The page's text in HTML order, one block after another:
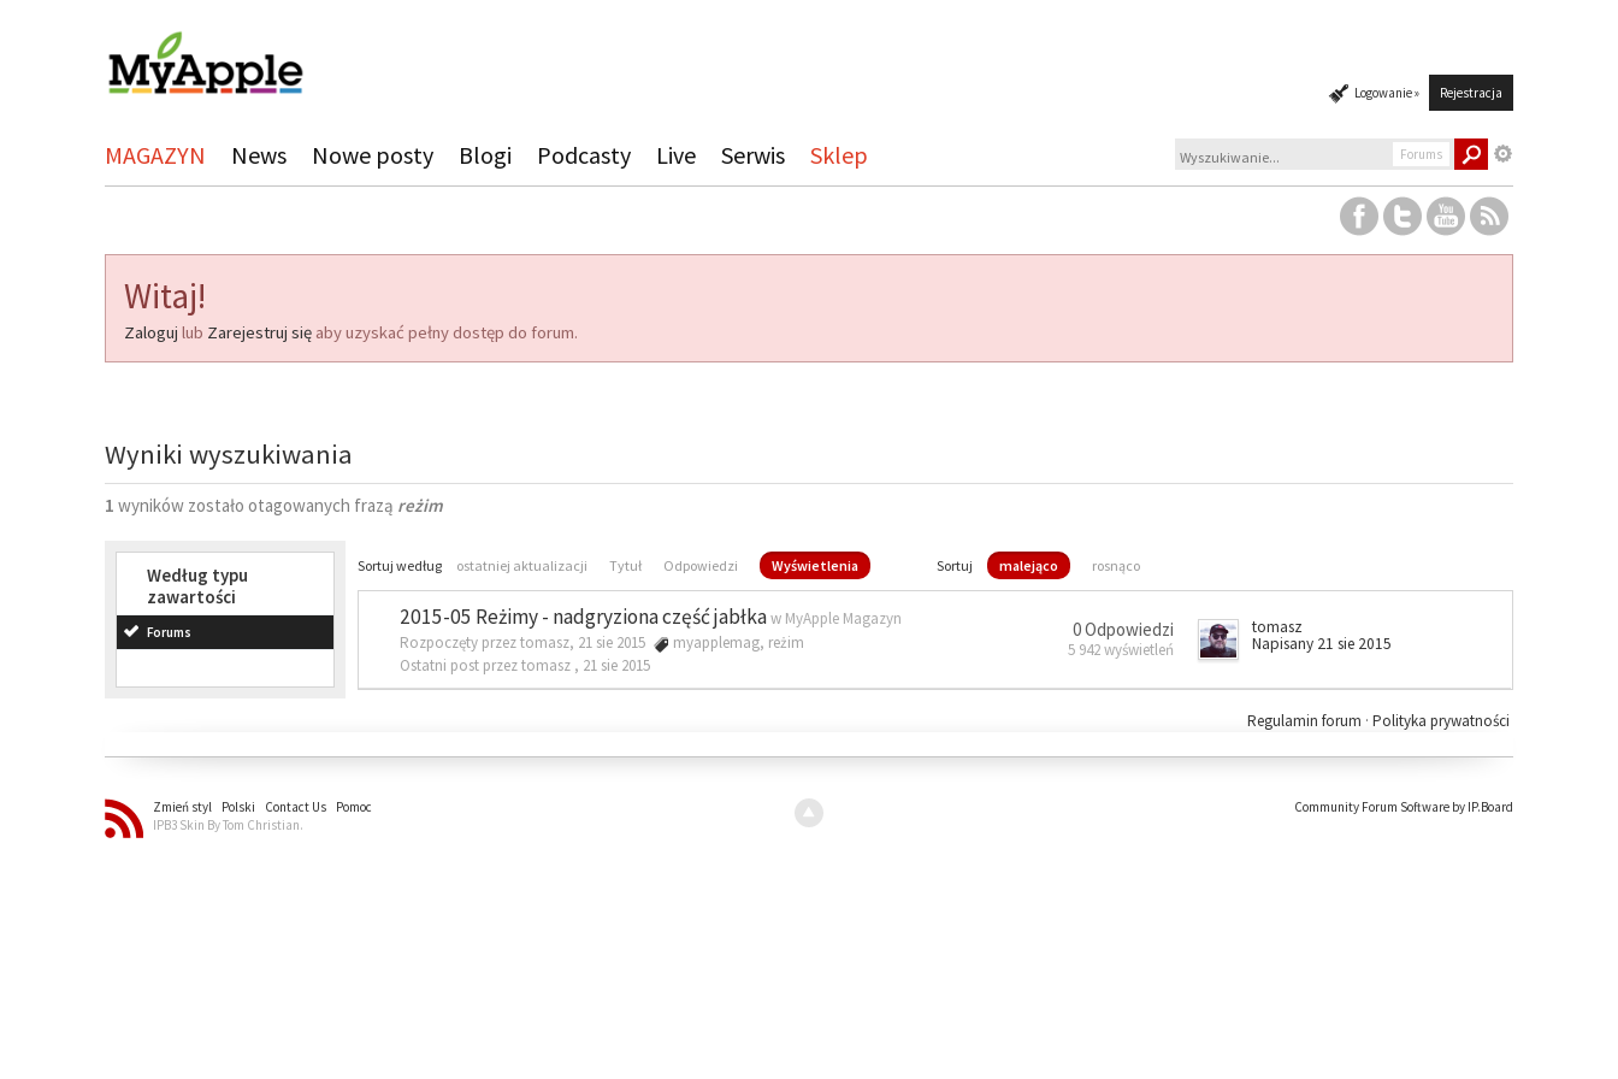
Logowanie » Rejestracja
MAGAZYN News Nowe posty Blogi Podcasty Live Serwis Sklep Forums
Witaj!
Zaloguj lub Zarejestruj się aby uzyskać pełny dostęp do forum.
Wyniki wyszukiwania
1 wyników zostało otagowanych frazą reżim
Według typu
zawartości
Forums
Sortuj według ostatniej aktualizacji Tytuł Odpowiedzi Wyświetlenia Sortuj malejąco rosnąco
2015-05 Reżimy - nadgryziona część jabłkaw MyApple Magazyn
Rozpoczęty przez tomasz, 21 sie 2015
myapplemag, reżim
Ostatni post przez tomasz , 21 sie 2015
0 Odpowiedzi
5 942 wyświetleń
tomasz
Napisany 21 sie 2015
Polityka prywatności
Regulamin forum ·
Zmień styl Polski Contact Us
Pomoc
IPB3 Skin By Tom Christian.
Community Forum Software by IP.Board